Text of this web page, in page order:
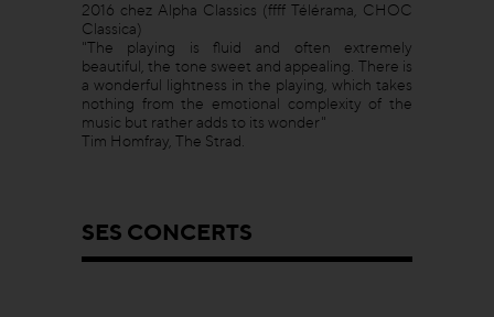
2016 chez Alpha Classics (ffff Télérama, CHOC
Classica)
"The playing is fluid and often extremely
beautiful, the tone sweet and appealing. There is
a wonderful lightness in the playing, which takes
nothing from the emotional complexity of the
music but rather adds to its wonder"
Tim Homfray, The Strad.
SES CONCERTS